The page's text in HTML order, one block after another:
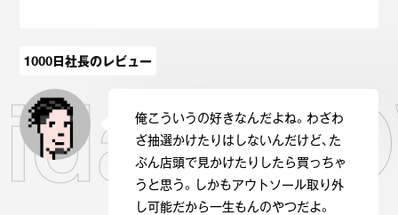
SEARCH SNEAKER
1000日社長のレビュー
俺こういうの好きなんだよね。わざわ
ざ抽選かけたりはしないんだけど、た
ぶん店頭で見かけたりしたら買っちゃ
うと思う。しかもアウトソール取り外
し可能だから一生もんのやつだよ。